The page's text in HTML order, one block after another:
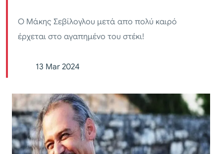
Ο Μάκης Σεβίλογλου μετά απο πολύ καιρό
έρχεται στο αγαπημένο του στέκι!
13 Mar 2024